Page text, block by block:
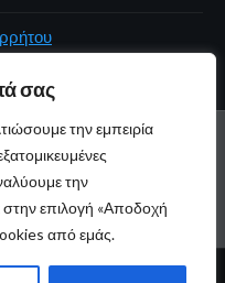
σας
την εμπειρία
την
στην επιλογή «Αποδοχή
από εμάς.
ΚΌΣΜΟΣ
ΕΠΙΚΟΙΝΩΝΊΑ